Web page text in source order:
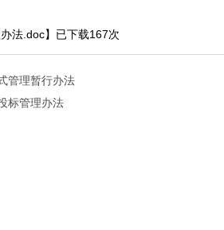
法.doc】已下载167次
管理暂行办法
标管理办法